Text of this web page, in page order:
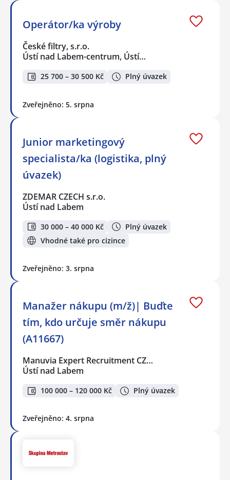
Operátor/ka výroby
České filtry, s.r.o.
Ústí nad Labem-centrum, Ústí…
25 700 – 30 500 Kč Plný úvazek
Zveřejněno: 5. srpna
Junior marketingový
specialista/ka (logistika, plný
úvazek)
ZDEMAR CZECH s.r.o.
Ústí nad Labem
30 000 – 40 000 Kč
Plný úvazek
Vhodné také pro cizince
Zveřejněno: 3. srpna
Manažer nákupu (m/ž)| Buďte
tím, kdo určuje směr nákupu
(A11667)
Manuvia Expert Recruitment CZ…
Ústí nad Labem
100 000 – 120 000 Kč Plný úvazek
Zveřejněno: 4. srpna